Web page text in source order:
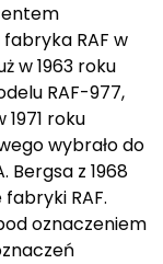
RAF w
w 1963 roku
RAF-977,
roku
wybrało do
Bergsa z 1968
RAF.
oznaczeniem